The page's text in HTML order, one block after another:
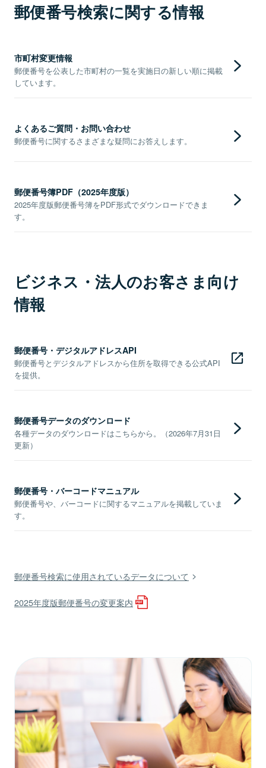
郵便番号検索に関する情報
市町村変更情報
郵便番号を公表した市町村の一覧を実施日の新しい順に掲載
しています。
よくあるご質問・お問い合わせ
郵便番号に関するさまざまな疑問にお答えします。
郵便番号簿PDF（2025年度版）
2025年度版郵便番号簿をPDF形式でダウンロードできま
す。
ビジネス・法人のお客さま向け
情報
郵便番号・デジタルアドレスAPI
郵便番号とデジタルアドレスから住所を取得できる公式API
を提供。
郵便番号データのダウンロード
各種データのダウンロードはこちらから。（2026年7月31日
更新）
郵便番号・バーコードマニュアル
郵便番号や、バーコードに関するマニュアルを掲載していま
す。
郵便番号検索に使用されているデータについて
2025年度版郵便番号の変更案内